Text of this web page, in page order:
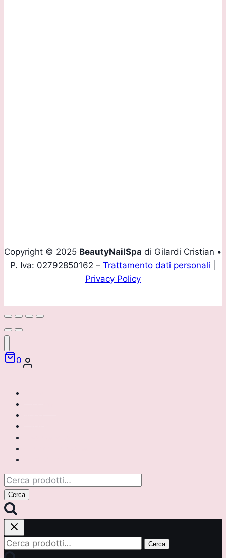
Copyright © 2025 BeautyNailSpa di Gilardi Cristian •
P. Iva: 02792850162 – Trattamento dati personali
Privacy Policy
0
Cerca:
Cerca
Cerca: Cerca